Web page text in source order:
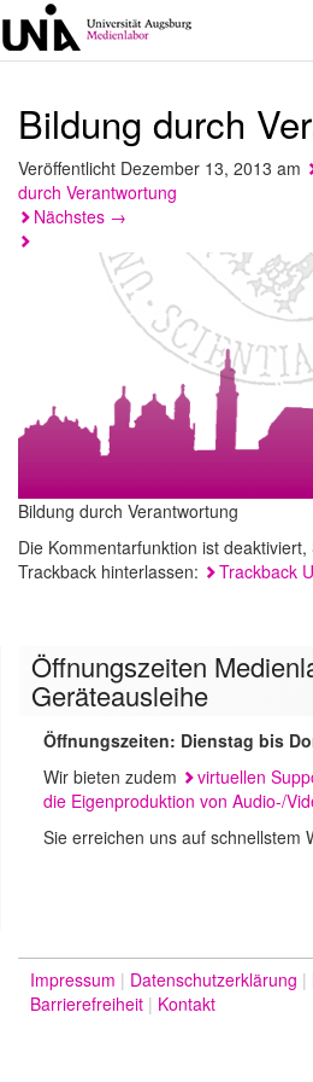
Bildung durch
Veröffentlicht Dezember 13, 2013 am
durch Verantwortung
Nächstes →
Bildung durch Verantwortung
Die Kommentarfunktion ist
Trackback hinterlassen:
Trackback
Öffnungszeiten
Geräteausleihe
Öffnungszeiten: Dienstag bis
Wir bieten zudem
virtuellen
die Eigenproduktion von Audio-/
Sie erreichen uns auf schnellstem
Impressum Datenschutzerklärung
Barrierefreiheit
Kontakt